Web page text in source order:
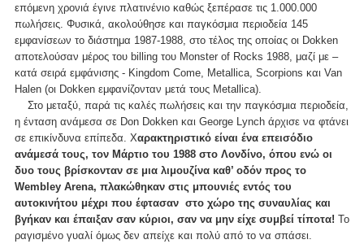
επόμενη χρονιά έγινε πλατινένιο καθώς ξεπέρασε τις 1.000.000
πωλήσεις. Φυσικά, ακολούθησε και παγκόσμια περιοδεία 145
εμφανίσεων το διάστημα 1987-1988, στο τέλος της οποίας οι Dokken
αποτελούσαν μέρος του billing του Monster of Rocks 1988, μαζί με –
κατά σειρά εμφάνισης - Kingdom Come, Metallica, Scorpions και Van
Halen (οι Dokken εμφανίζονταν μετά τους Metallica).
Στο μεταξύ, παρά τις καλές πωλήσεις και την παγκόσμια περιοδεία,
η ένταση ανάμεσα σε Don Dokken και George Lynch άρχισε να φτάνει
σε επικίνδυνα επίπεδα. Χαρακτηριστικό είναι ένα επεισόδιο
ανάμεσά τους, τον Μάρτιο του 1988 στο Λονδίνο, όπου ενώ οι
δυο τους βρίσκονταν σε μια λιμουζίνα καθ’ οδόν προς το
Wembley Arena, πλακώθηκαν στις μπουνιές εντός του
αυτοκινήτου μέχρι που έφτασαν στο χώρο της συναυλίας και
βγήκαν και έπαιξαν σαν κύριοι, σαν να μην είχε συμβεί τίποτα! Το
ραγισμένο γυαλί όμως δεν απείχε και πολύ από το να σπάσει.